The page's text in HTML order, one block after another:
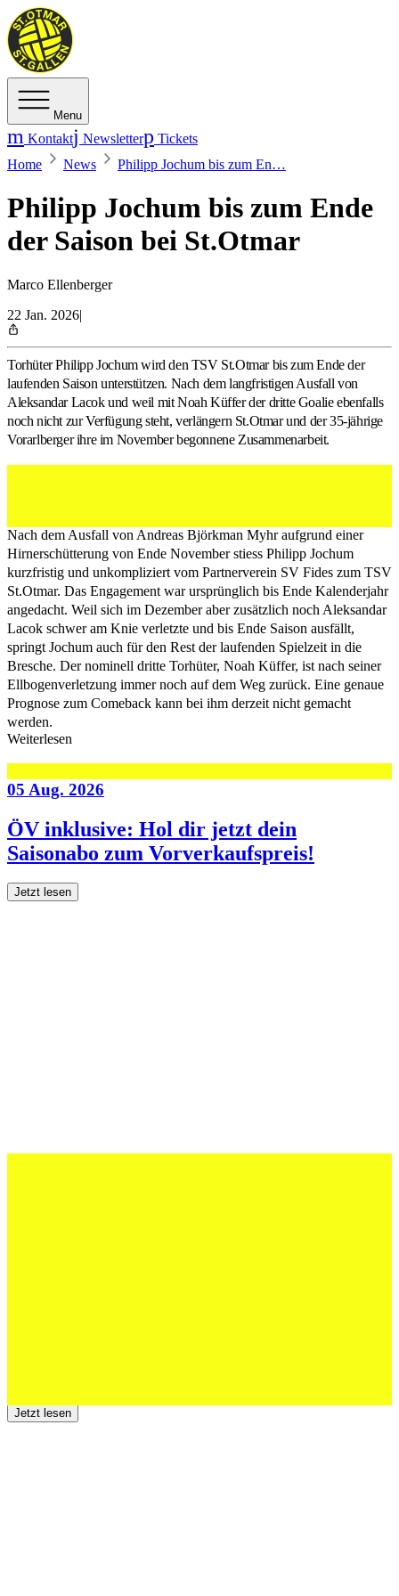
Menu
Kontakt Newsletter
Tickets
Home
News Philipp Jochum bis zum En…
Philipp Jochum bis zum Ende
der Saison bei St.Otmar
Marco Ellenberger
22 Jan. 2026|
Torhüter Philipp Jochum wird den TSV St.Otmar bis zum Ende der
laufenden Saison unterstützen. Nach dem langfristigen Ausfall von
Aleksandar Lacok und weil mit Noah Küffer der dritte Goalie ebenfalls
noch nicht zur Verfügung steht, verlängern St.Otmar und der 35-jährige
Vorarlberger ihre im November begonnene Zusammenarbeit.
Nach dem Ausfall von Andreas Björkman Myhr aufgrund einer
Hirnerschütterung von Ende November stiess Philipp Jochum
kurzfristig und unkompliziert vom Partnerverein SV Fides zum TSV
St.Otmar. Das Engagement war ursprünglich bis Ende Kalenderjahr
angedacht. Weil sich im Dezember aber zusätzlich noch Aleksandar
Lacok schwer am Knie verletzte und bis Ende Saison ausfällt,
springt Jochum auch für den Rest der laufenden Spielzeit in die
Bresche. Der nominell dritte Torhüter, Noah Küffer, ist nach seiner
Ellbogenverletzung immer noch auf dem Weg zurück. Eine genaue
Prognose zum Comeback kann bei ihm derzeit nicht gemacht
werden.
Weiterlesen
05 Aug. 2026
ÖV inklusive: Hol dir jetzt dein
Saisonabo zum Vorverkaufspreis!
Jetzt lesen
Jetzt lesen